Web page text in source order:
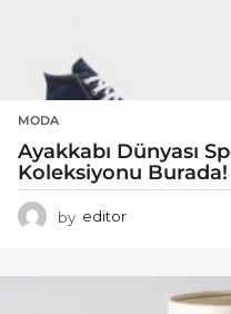
MODA
Ayakkabı Dünyası
Koleksiyonu Burada!
by editor